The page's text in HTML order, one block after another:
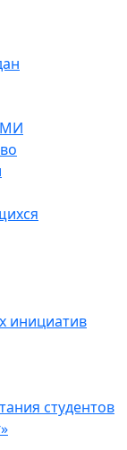
МИ
инициатив
студентов